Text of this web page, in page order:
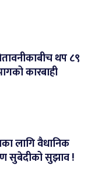
थप ८९
कारबाही
लागि वैधानिक
सुबेदीको सुझाव !